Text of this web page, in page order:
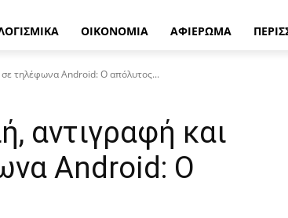
ΟΙΚΟΝΟΜΊΑ ΑΦΙΈΡΩΜΑ
σε τηλέφωνα Android: Ο απόλυτος...
αντιγραφή και
Android: Ο